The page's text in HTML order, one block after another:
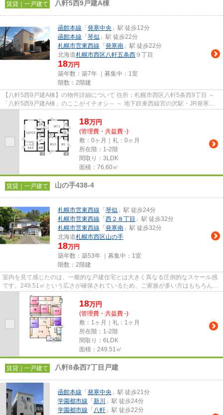
賃貸｜一戸建て 八軒5西9戸建A棟
函館本線 「 発寒中央 」駅 徒歩12分
函館本線 「 琴似 」駅 徒歩22分
札幌市営東西線 「 発寒南 」駅 徒歩22分
北海道札幌市西区八軒五条西 ９丁目
18万円
築年数：築7年 ｜募集中： 1室
階数：2階建
【八軒5西9戸建A棟】の物件詳細について 住所：札幌市西区八軒5条西9丁目 ～
「八軒5西9戸建A棟」のここがイチオシ～ ～ 地下鉄東西線宮の沢駅・JR発寒中
18万円
(管理費・共益費 -)
敷：0ヶ月｜礼：0ヶ月
所在階：1-2階
間取り：3LDK
面積：76.60㎡
賃貸｜一戸建て 山の手438-4
札幌市営東西線 「 琴似 」駅 徒歩24分
札幌市営東西線 「 西２８丁目 」駅 徒歩32分
札幌市営東西線 「 発寒南 」駅 徒歩32分
北海道札幌市西区山の手
18万円
築年数：築53年 ｜募集中： 1室
階数：2階建
室内を見て感じたのは、一般的な戸建住宅とは大きく異なる圧倒的なスケール感
です。249.51㎡という広さが確保されているため、ご家族が多い方はもちろん、
二世帯での暮らしや趣味の空...
18万円
(管理費・共益費 -)
敷：1ヶ月｜礼：1ヶ月
所在階：1-2階
間取り：6LDK
面積：249.51㎡
賃貸｜一戸建て 八軒8条西7丁目戸建
函館本線 「 発寒中央 」駅 徒歩21分
学園都市線 「 新川
」駅 徒歩24分
学園都市線 「 八軒 」駅 徒歩22分